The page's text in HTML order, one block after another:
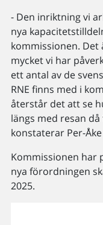
- Den inriktning vi
nya
kommissionen.
mycket vi har
ett antal av de
RNE finns med i
återstår det att se
längs med resan
konstaterar Per-
Kommissionen har
nya förordningen
2025.